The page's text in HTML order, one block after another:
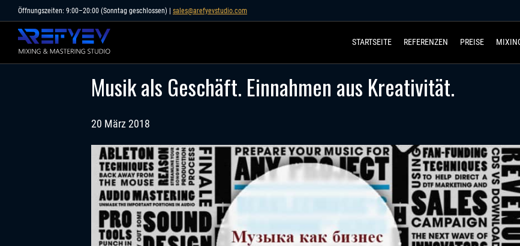
to
content
Öffnungszeiten: 9:00–20:00 (Sonntag geschlossen) | sales@arefyevstudio.com
STARTSEITE REFERENZEN PREISE
Musik als Geschäft. Einnahmen aus Kreativität.
20 März 2018